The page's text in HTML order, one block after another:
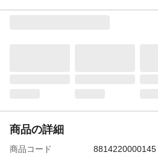
商品の詳細
商品コード
8814220000145